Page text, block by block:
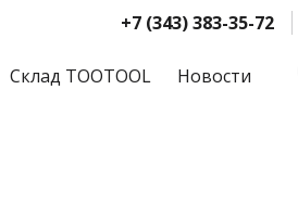
+7 (343) 383-35-72
Склад TOOTOOL Новости